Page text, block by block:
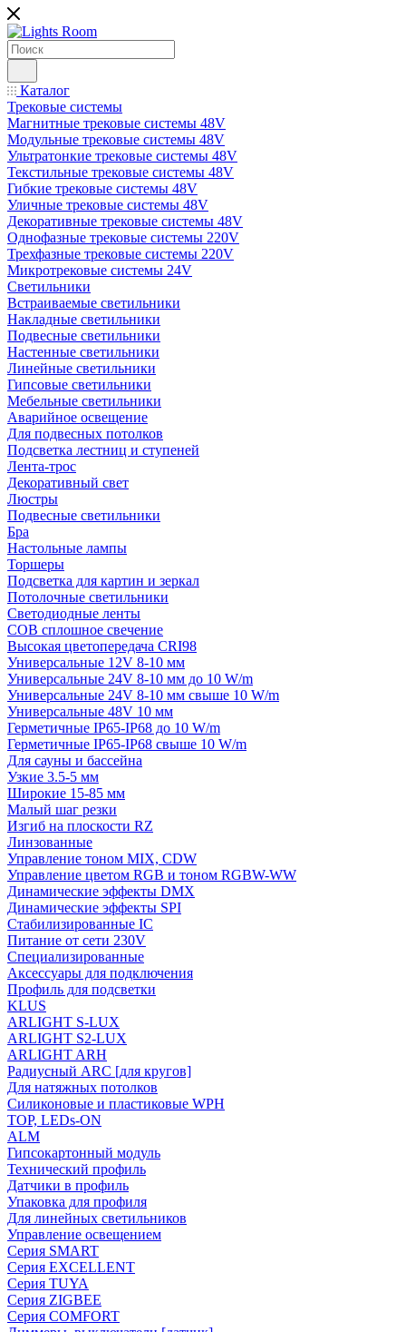
Каталог
Трековые системы
Магнитные трековые системы 48V
Модульные трековые системы 48V
Ультратонкие трековые системы 48V
Текстильные трековые системы 48V
Гибкие трековые системы 48V
Уличные трековые системы 48V
Декоративные трековые системы 48V
Однофазные трековые системы 220V
Трехфазные трековые системы 220V
Микротрековые системы 24V
Светильники
Встраиваемые светильники
Накладные светильники
Подвесные светильники
Настенные светильники
Линейные светильники
Гипсовые светильники
Мебельные светильники
Аварийное освещение
Для подвесных потолков
Подсветка лестниц и ступеней
Лента-трос
Декоративный свет
Люстры
Подвесные светильники
Бра
Настольные лампы
Торшеры
Подсветка для картин и зеркал
Потолочные светильники
Светодиодные ленты
COB сплошное свечение
Высокая цветопередача CRI98
Универсальные 12V 8-10 мм
Универсальные 24V 8-10 мм до 10 W/m
Универсальные 24V 8-10 мм свыше 10 W/m
Универсальные 48V 10 мм
Герметичные IP65-IP68 до 10 W/m
Герметичные IP65-IP68 свыше 10 W/m
Для сауны и бассейна
Узкие 3.5-5 мм
Широкие 15-85 мм
Малый шаг резки
Изгиб на плоскости RZ
Линзованные
Управление тоном MIX, CDW
Управление цветом RGB и тоном RGBW-WW
Динамические эффекты DMX
Динамические эффекты SPI
Стабилизированные IC
Питание от сети 230V
Специализированные
Аксессуары для подключения
Профиль для подсветки
KLUS
ARLIGHT S-LUX
ARLIGHT S2-LUX
ARLIGHT ARH
Радиусный ARC [для кругов]
Для натяжных потолков
Силиконовые и пластиковые WPH
TOP, LEDs-ON
ALM
Гипсокартонный модуль
Технический профиль
Датчики в профиль
Упаковка для профиля
Для линейных светильников
Управление освещением
Серия SMART
Серия EXCELLENT
Серия TUYA
Серия ZIGBEE
Серия COMFORT